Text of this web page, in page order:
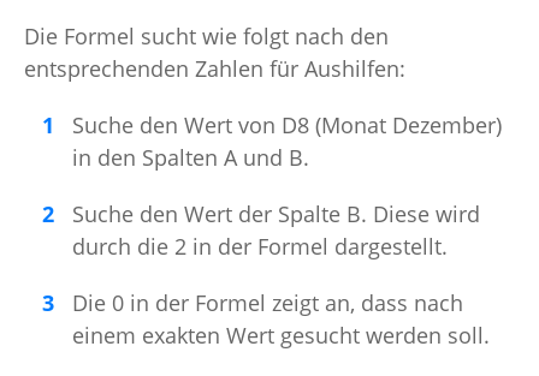
Die Formel sucht wie folgt nach den
entsprechenden Zahlen für Aushilfen:
Suche den Wert von D8 (Monat Dezember)
in den Spalten A und B.
Suche den Wert der Spalte B. Diese wird
durch die 2 in der Formel dargestellt.
Die 0 in der Formel zeigt an, dass nach
einem exakten Wert gesucht werden soll.